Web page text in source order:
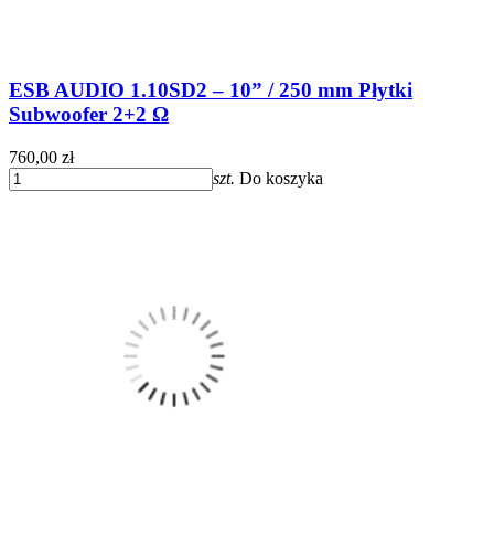
ESB AUDIO 1.10SD2 – 10” / 250 mm Płytki
Subwoofer 2+2 Ω
760,00 zł
szt. Do koszyka